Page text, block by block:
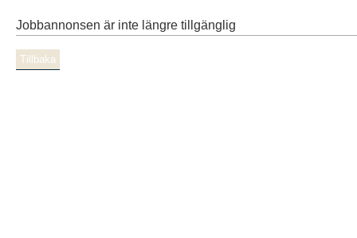
Jobbannonsen är inte längre tillgänglig
Tillbaka